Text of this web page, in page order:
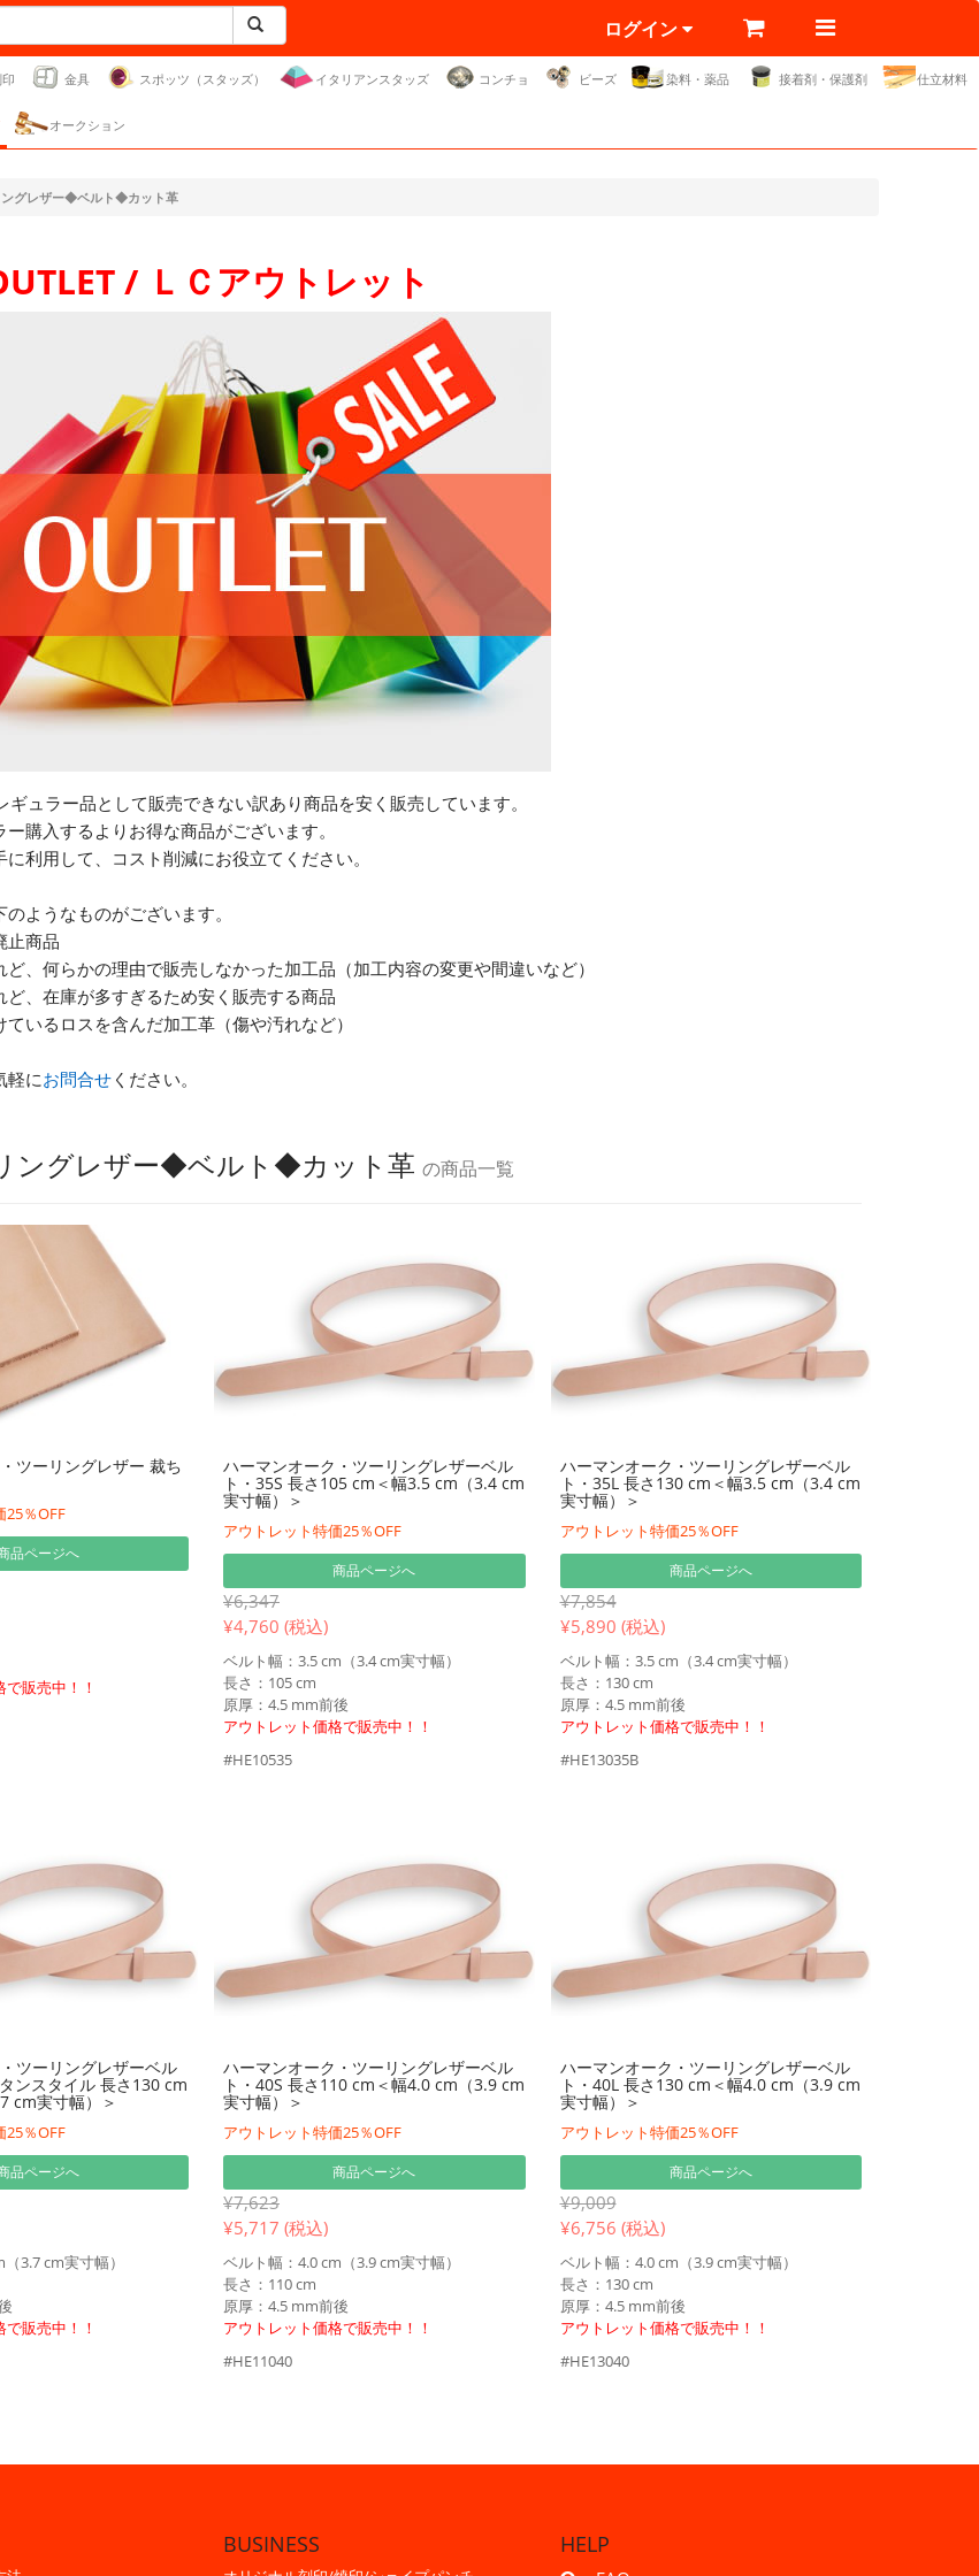
ログイン
金具 スポッツ（スタッズ） イタリアンスタッズ コンチョ ビーズ 染料・薬品 接着剤・保護剤 仕立材料
オークション
ングレザー◆ベルト◆カット革
/ ＬＣアウトレット
ギュラー品として販売できない訳あり商品を安く販売しています。
購入するよりお得な商品がございます。
利用して、コスト削減にお役立てください。
ようなものがございます。
止商品
ど、何らかの理由で販売しなかった加工品（加工内容の変更や間違いなど）
ど、在庫が多すぎるため安く販売する商品
ているロスを含んだ加工革（傷や汚れなど）
軽にお問合せください。
ングレザー◆ベルト◆カット革 の商品一覧
ツーリングレザー 裁ち
25％OFF
品ページへ
販売中！！
ハーマンオーク・ツーリングレザーベル
ト・35S 長さ105 cm＜幅3.5 cm（3.4 cm
実寸幅）＞
アウトレット特価25％OFF
商品ページへ
¥6,347
¥4,760 (税込)
ベルト幅：3.5 cm（3.4 cm実寸幅）
長さ：105 cm
原厚：4.5 mm前後
アウトレット価格で販売中！！
#HE10535
ハーマンオーク・ツーリングレザーベル
ト・35L 長さ130 cm＜幅3.5 cm（3.4 cm
実寸幅）＞
アウトレット特価25％OFF
商品ページへ
¥7,854
¥5,890 (税込)
ベルト幅：3.5 cm（3.4 cm実寸幅）
長さ：130 cm
原厚：4.5 mm前後
アウトレット価格で販売中！！
#HE13035B
ツーリングレザーベル
ンスタイル 長さ130 cm
cm実寸幅）＞
25％OFF
品ページへ
3.7 cm実寸幅）
販売中！！
ハーマンオーク・ツーリングレザーベル
ト・40S 長さ110 cm＜幅4.0 cm（3.9 cm
実寸幅）＞
アウトレット特価25％OFF
商品ページへ
¥7,623
¥5,717 (税込)
ベルト幅：4.0 cm（3.9 cm実寸幅）
長さ：110 cm
原厚：4.5 mm前後
アウトレット価格で販売中！！
#HE11040
ハーマンオーク・ツーリングレザーベル
ト・40L 長さ130 cm＜幅4.0 cm（3.9 cm
実寸幅）＞
アウトレット特価25％OFF
商品ページへ
¥9,009
¥6,756 (税込)
ベルト幅：4.0 cm（3.9 cm実寸幅）
長さ：130 cm
原厚：4.5 mm前後
アウトレット価格で販売中！！
#HE13040
BUSINESS HELP